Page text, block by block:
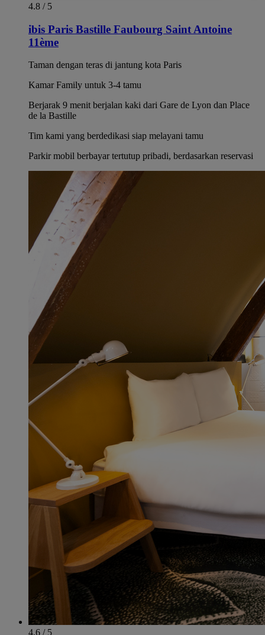
4.8 / 5
ibis Paris Bastille Faubourg Saint Antoine
11ème
Taman dengan teras di jantung kota Paris
Kamar Family untuk 3-4 tamu
Berjarak 9 menit berjalan kaki dari Gare de Lyon dan Place
de la Bastille
Tim kami yang berdedikasi siap melayani tamu
Parkir mobil berbayar tertutup pribadi, berdasarkan reservasi
4.6 / 5